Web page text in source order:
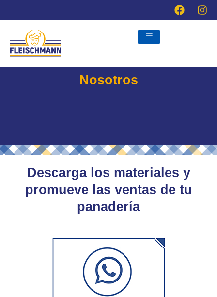
Nosotros
Descarga los materiales y
promueve las ventas de tu
panadería